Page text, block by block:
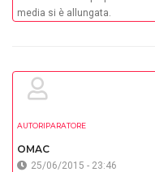
media si è allungata.
AUTORIPARATORE
OMAC
25/06/2015 - 23:46